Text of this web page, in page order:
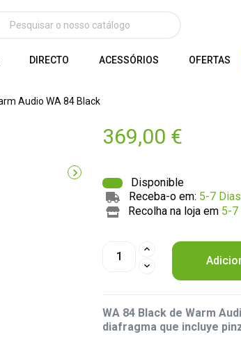
DIRECTO ACESSÓRIOS OFERTAS
Audio WA 84 Black

369,00 €
Disponible
Receba-o em: 5-7 Dias
Recolha na loja em 5-7
WA 84 Black de Warm
diafragma que incluye